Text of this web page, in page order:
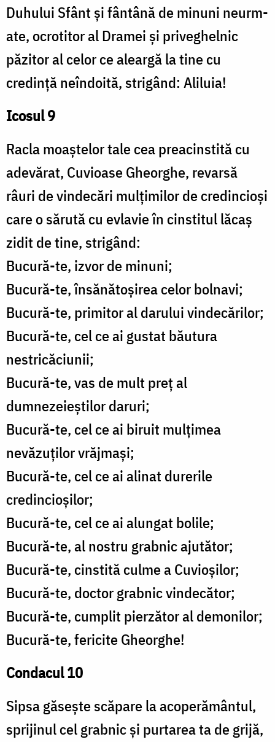
Duhului Sfânt și fântână de minuni ne­urm­
ate, ocrotitor al Dramei și priveghelnic
păzitor al celor ce aleargă la tine cu
credință neîndoită, strigând: Aliluia!
Icosul 9
Racla moaștelor tale cea preacinstită cu
adevărat, Cuvioase Gheorghe, revarsă
râuri de vindecări mulțimilor de credincioși
care o sărută cu evlavie în cinstitul lăcaș
zidit de tine, strigând:
Bucură-te, izvor de minuni;
Bucură-te, însănătoșirea celor bolnavi;
Bucură-te, primitor al darului vindecărilor;
Bucură-te, cel ce ai gustat băutura
nestricăciunii;
Bucură-te, vas de mult preț al
dumnezeieștilor daruri;
Bucură-te, cel ce ai biruit mulțimea
nevăzuților vrăjmași;
Bucură-te, cel ce ai alinat durerile
credincioșilor;
Bucură-te, cel ce ai alungat bolile;
Bucură-te, al nostru grabnic ajutător;
Bucură-te, cinstită culme a Cuvioșilor;
Bucură-te, doctor grabnic vindecător;
Bucură-te, cumplit pierzător al demonilor;
Bucură-te, fericite Gheorghe!
Condacul 10
Sipsa găsește scăpare la acoperământul,
sprijinul cel grabnic și purtarea ta de grijă,